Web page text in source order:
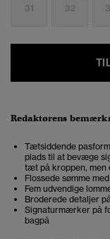
31 32
Redaktørens
Tætsiddende
plads til at bevæge
tæt på kroppen, men
Flossede sømme
Fem udvendige
Broderede detaljer
Signaturmærker på
bagpå